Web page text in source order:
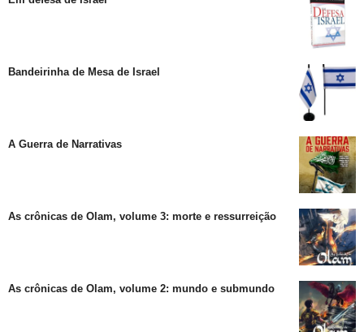
Bandeirinha de Mesa de Israel
A Guerra de Narrativas
As crônicas de Olam, volume 3: morte e ressurreição
As crônicas de Olam, volume 2: mundo e submundo